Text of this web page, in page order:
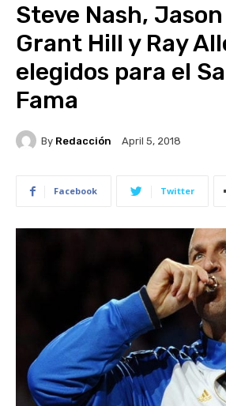
Steve Nash,
Grant Hill y Ray
elegidos para el
Fama
By Redacción April 5, 2018
Facebook Twitter